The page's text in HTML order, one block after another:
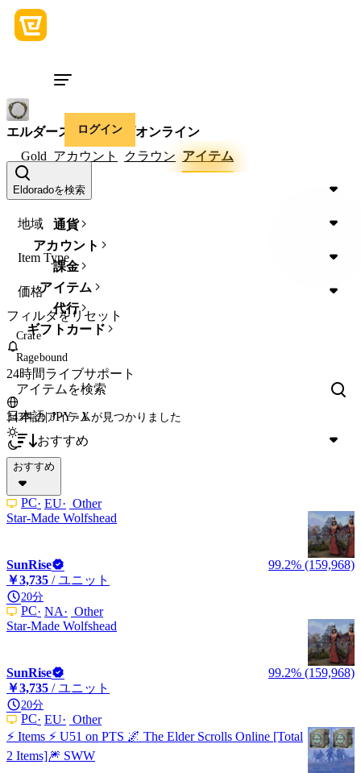
ログイン
Eldoradoを検索
通貨
アカウント
課金
アイテム
代行
ギフトカード
24時間ライブサポート
日本語|JPY - ¥
エルダースクロールズオンライン
Gold アカウント クラウン アイテム
Device
地域
Item Type
価格
フィルタをリセット
Crate
Ragebound
343件のアイテムが見つかりました
おすすめ
おすすめ
PC EU
Other
Star-Made Wolfshead
SunRise
99.2% (159,968)
￥3,735 / ユニット
20分
PC NA
Other
Star-Made Wolfshead
SunRise
99.2% (159,968)
￥3,735 / ユニット
20分
PC EU
Other
⚡️ Items ⚡️ U51 on PTS 🌌 The Elder Scrolls Online [Total
2 Items]🎆 SWW